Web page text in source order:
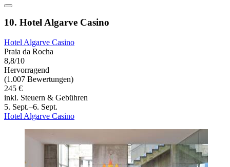
10. Hotel Algarve Casino
Hotel Algarve Casino
Praia da Rocha
8,8/10
Hervorragend
(1.007 Bewertungen)
245 €
inkl. Steuern & Gebühren
5. Sept.–6. Sept.
Hotel Algarve Casino